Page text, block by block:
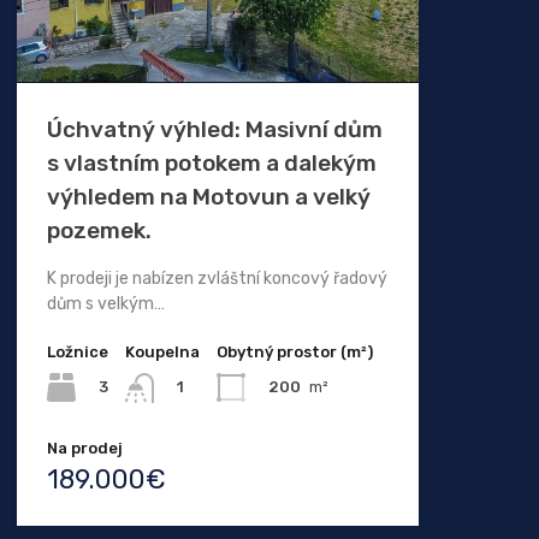
Úchvatný výhled: Masivní dům
s vlastním potokem a dalekým
výhledem na Motovun a velký
pozemek.
K prodeji je nabízen zvláštní koncový řadový
dům s velkým…
Ložnice
3
Koupelna
1
Obytný prostor (m²)
200 m²
Na prodej
189.000€